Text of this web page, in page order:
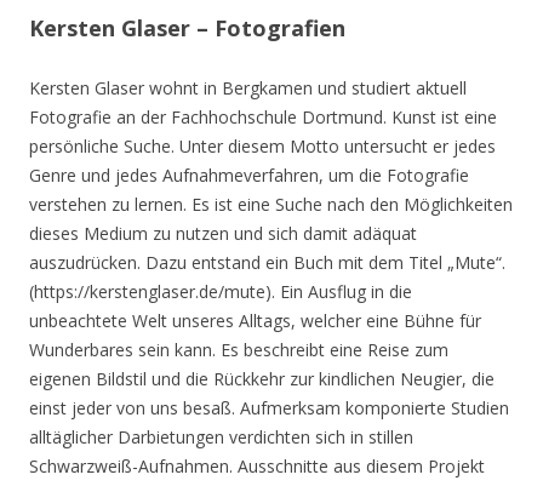
Kersten Glaser – Fotografien
Kersten Glaser wohnt in Bergkamen und studiert aktuell
Fotografie an der Fachhochschule Dortmund. Kunst ist eine
persönliche Suche. Unter diesem Motto untersucht er jedes
Genre und jedes Aufnahmeverfahren, um die Fotografie
verstehen zu lernen. Es ist eine Suche nach den Möglichkeiten
dieses Medium zu nutzen und sich damit adäquat
auszudrücken. Dazu entstand ein Buch mit dem Titel „Mute“.
(https://kerstenglaser.de/mute). Ein Ausflug in die
unbeachtete Welt unseres Alltags, welcher eine Bühne für
Wunderbares sein kann. Es beschreibt eine Reise zum
eigenen Bildstil und die Rückkehr zur kindlichen Neugier, die
einst jeder von uns besaß. Aufmerksam komponierte Studien
alltäglicher Darbietungen verdichten sich in stillen
Schwarzweiß-Aufnahmen. Ausschnitte aus diesem Projekt